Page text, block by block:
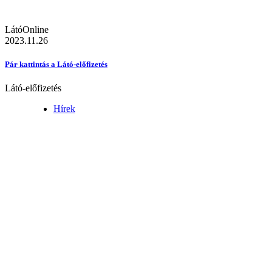
LátóOnline
2023.11.26
Pár kattintás a Látó-előfizetés
Látó-előfizetés
Hírek